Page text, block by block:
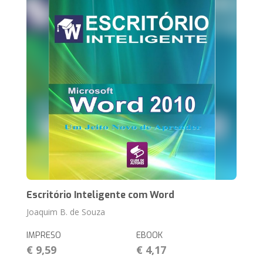
Escritório Inteligente com Word
Joaquim B. de Souza
IMPRESO
€ 9,59
EBOOK
€ 4,17